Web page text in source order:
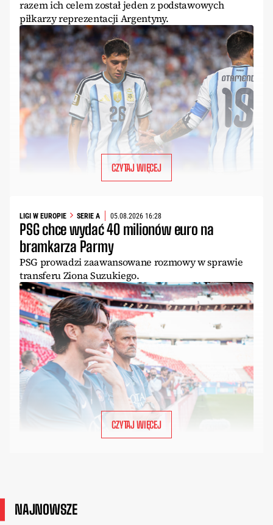
razem ich celem został jeden z podstawowych
piłkarzy reprezentacji Argentyny.
CZYTAJ WIĘCEJ
LIGI W EUROPIE SERIE A 05.08.2026 16:28
PSG chce wydać 40 milionów euro na
bramkarza Parmy
PSG prowadzi zaawansowane rozmowy w sprawie
transferu Ziona Suzukiego.
CZYTAJ WIĘCEJ
NAJNOWSZE